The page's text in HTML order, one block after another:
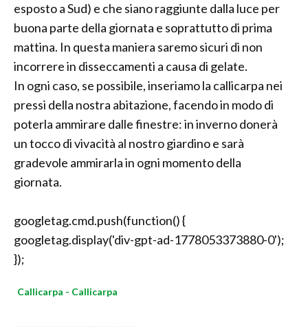
esposto a Sud) e che siano raggiunte dalla luce per
buona parte della giornata e soprattutto di prima
mattina. In questa maniera saremo sicuri di non
incorrere in disseccamenti a causa di gelate.
In ogni caso, se possibile, inseriamo la callicarpa nei
pressi della nostra abitazione, facendo in modo di
poterla ammirare dalle finestre: in inverno donerà
un tocco di vivacità al nostro giardino e sarà
gradevole ammirarla in ogni momento della
giornata.
googletag.cmd.push(function() {
googletag.display('div-gpt-ad-1778053373880-0');
});
Callicarpa - Callicarpa